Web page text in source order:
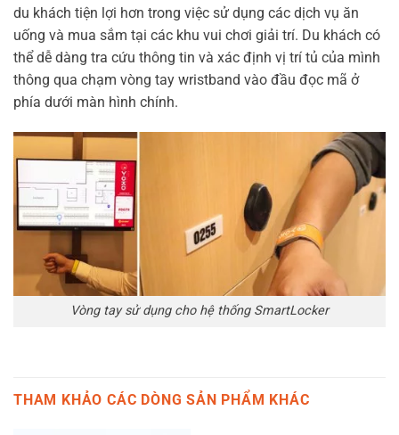
du khách tiện lợi hơn trong việc sử dụng các dịch vụ ăn
uống và mua sắm tại các khu vui chơi giải trí. Du khách có
thể dễ dàng tra cứu thông tin và xác định vị trí tủ của mình
thông qua chạm vòng tay wristband vào đầu đọc mã ở
phía dưới màn hình chính.
Vòng tay sử dụng cho hệ thống SmartLocker
THAM KHẢO CÁC DÒNG SẢN PHẨM KHÁC